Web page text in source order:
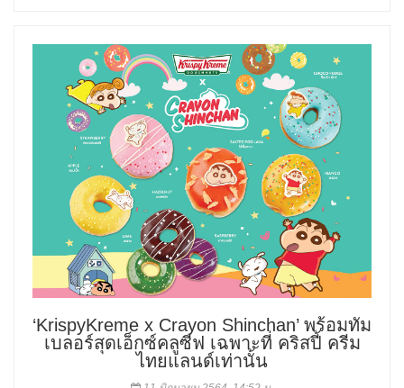
‘KrispyKreme x Crayon Shinchan’ พร้อมทัม
เบลอร์สุดเอ็กซ์คลูซีฟ เฉพาะที่ คริสปี้ ครีม
ไทยแลนด์เท่านั้น